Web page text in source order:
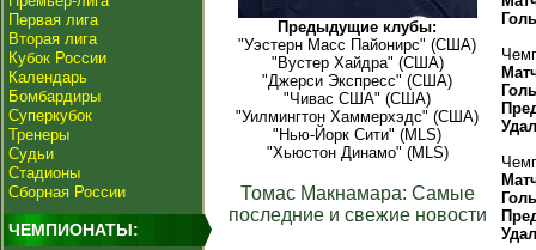
Первая лига
Вторая лига
Кубок России
Календарь
Бомбардиры
Суперкубок
Тренеры
Судьи
Стадионы
Сборная России
ЧЕМПИОНАТЫ:
Предыдущие клубы:
"Уэстерн Масс Пайонирс" (США)
"Вустер Хайдра" (США)
"Джерси Экспресс" (США)
"Чивас США" (США)
"Уилмингтон Хаммерхэдс" (США)
"Нью-Йорк Сити" (MLS)
"Хьюстон Динамо" (MLS)
Томас Макнамара: Самые
последние и свежие новости